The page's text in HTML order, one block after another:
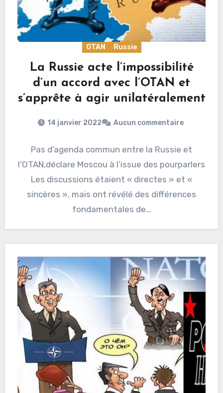
OTAN Russie
La Russie acte l’impossibilité
d’un accord avec l’OTAN et
s’apprête à agir unilatéralement
14 janvier 2022 Aucun commentaire
Pas d’agenda commun entre la Russie et
l’OTAN,déclare Moscou à l’issue des pourparlers
Les discussions étaient « directes » et «
sincères », mais ont révélé des différences
fondamentales de…